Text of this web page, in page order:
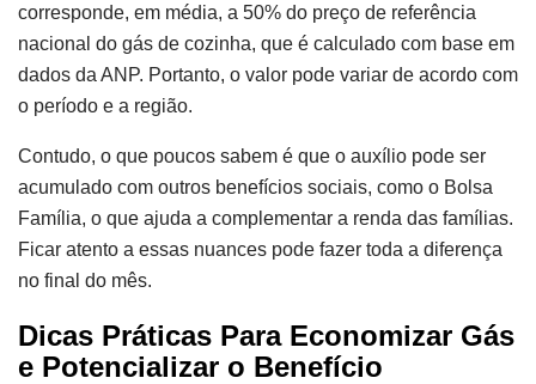
corresponde, em média, a 50% do preço de referência
nacional do gás de cozinha, que é calculado com base em
dados da ANP. Portanto, o valor pode variar de acordo com
o período e a região.
Contudo, o que poucos sabem é que o auxílio pode ser
acumulado com outros benefícios sociais, como o Bolsa
Família, o que ajuda a complementar a renda das famílias.
Ficar atento a essas nuances pode fazer toda a diferença
no final do mês.
Dicas Práticas Para Economizar Gás
e Potencializar o Benefício